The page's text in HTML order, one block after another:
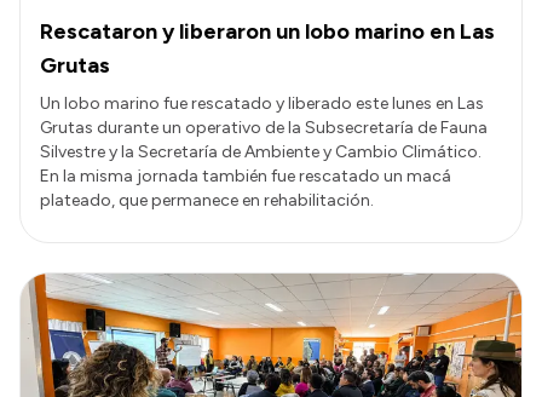
Rescataron y liberaron un lobo marino en Las
Grutas
Un lobo marino fue rescatado y liberado este lunes en Las
Grutas durante un operativo de la Subsecretaría de Fauna
Silvestre y la Secretaría de Ambiente y Cambio Climático.
En la misma jornada también fue rescatado un macá
plateado, que permanece en rehabilitación.